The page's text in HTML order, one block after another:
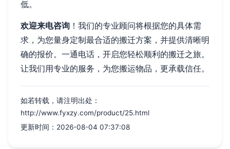
低。
欢迎来电咨询 ！我们的专业顾问将根据您的具体需
求，为您量身定制最合适的搬迁方案，并提供清晰明
确的报价。一通电话，开启您轻松顺利的搬迁之旅。
让我们用专业的服务，为您搬运物品，更承载信任。
如若转载，请注明出处：
http://www.fyxzy.com/product/25.html
更新时间：2026-08-04 07:37:08